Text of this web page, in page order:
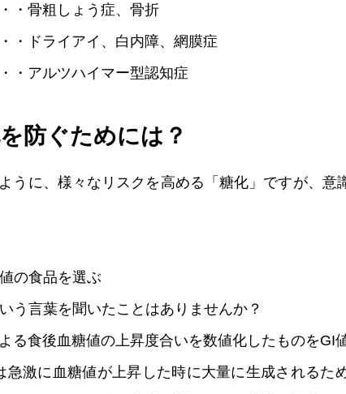
・骨粗しょう症、骨折
・ドライアイ、白内障、網膜症
・アルツハイマー型認知症
防ぐためには？
ように、様々なリスクを高める「糖化」ですが、意
の食品を選ぶ
う言葉を聞いたことはありませんか？
る食後血糖値の上昇度合いを数値化したものをGI
急激に血糖値が上昇した時に大量に生成されるた